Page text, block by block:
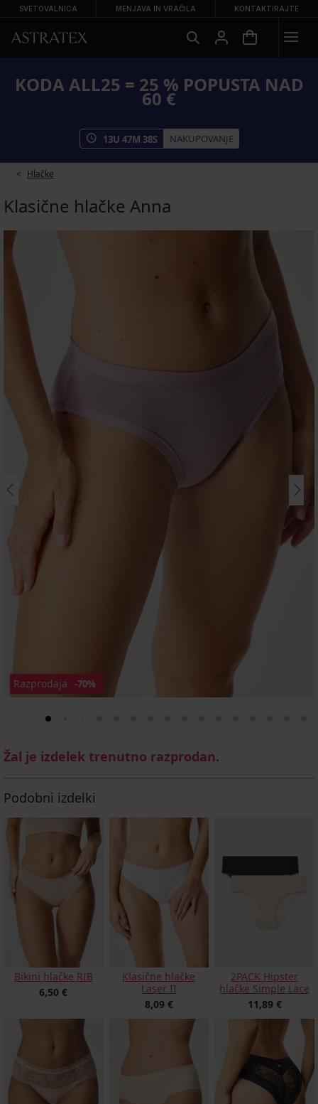
SVETOVALNICA MENJAVA IN VRAČILA KONTAKTIRAJTE
KODA ALL25 = 25 % POPUSTA NAD
60 €
13U 47M 37S NAKUPOVANJE
Hlačke
Klasične hlačke Anna
Razprodaja -70%
Žal je izdelek trenutno razprodan.
Podobni izdelki
Bikini hlačke RIB
6,50 €
Klasične hlačke
Laser II
8,09 €
2PACK Hipster
hlačke Simple Lace
11,89 €